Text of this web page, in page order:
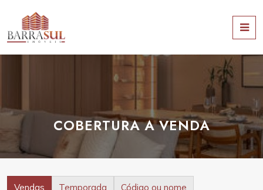
COBERTURA A VENDA
Vendas Temporada Código ou nome